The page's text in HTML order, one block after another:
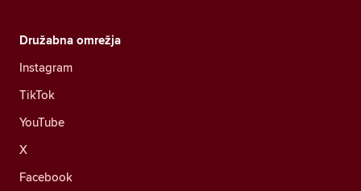
Družabna omrežja
Instagram
TikTok
YouTube
X
Facebook